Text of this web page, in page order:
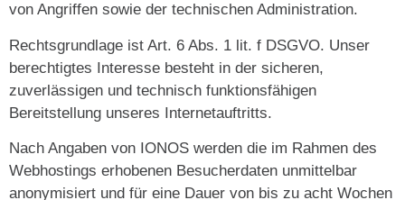
von Angriffen sowie der technischen Administration.
Rechtsgrundlage ist Art. 6 Abs. 1 lit. f DSGVO. Unser
berechtigtes Interesse besteht in der sicheren,
zuverlässigen und technisch funktionsfähigen
Bereitstellung unseres Internetauftritts.
Nach Angaben von IONOS werden die im Rahmen des
Webhostings erhobenen Besucherdaten unmittelbar
anonymisiert und für eine Dauer von bis zu acht Wochen